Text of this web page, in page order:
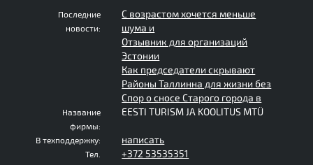
Последние
новости:
С возрастом хочется меньше
шума и
Отзывник для организаций
Эстонии
Как председатели скрывают
Районы Таллинна для жизни без
Спор о сносе Старого города в
Название
фирмы:
EESTI TURISM JA KOOLITUS MTÜ
В техподдержку: написать
Тел.
+372 53535351